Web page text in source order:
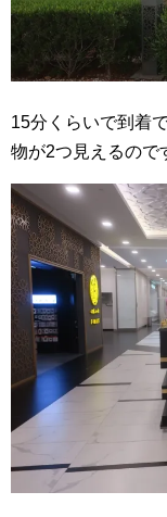
15分くらいで到着
物が2つ見えるので